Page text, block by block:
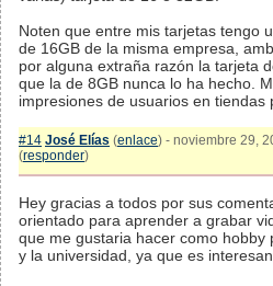
Noten que entre mis tarjetas tengo
de 16GB de la misma empresa,
por alguna extraña razón la tarjeta
que la de 8GB nunca lo ha hecho.
impresiones de usuarios en tiendas
#14 José Elías (enlace) - noviembre 29,
(responder)
Hey gracias a todos por sus
orientado para aprender a grabar
que me gustaria hacer como
y la universidad, ya que es